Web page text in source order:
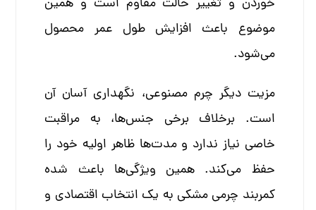
خوردن و تغییر حالت مقاوم است و همین
موضوع باعث افزایش طول عمر محصول
می‌شود.
مزیت دیگر چرم مصنوعی، نگهداری آسان آن
است. برخلاف برخی جنس‌ها، به مراقبت
خاصی نیاز ندارد و مدت‌ها ظاهر اولیه خود را
حفظ می‌کند. همین ویژگی‌ها باعث شده
کمربند چرمی مشکی به یک انتخاب اقتصادی و